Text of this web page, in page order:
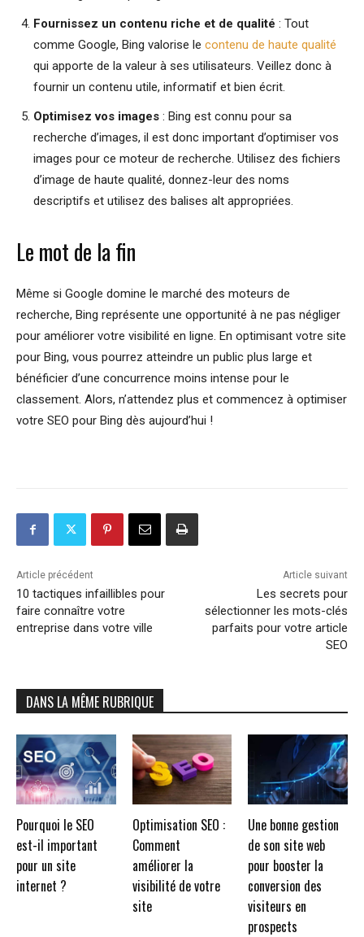
Fournissez un contenu riche et de qualité : Tout
comme Google, Bing valorise le contenu de haute qualité
qui apporte de la valeur à ses utilisateurs. Veillez donc à
fournir un contenu utile, informatif et bien écrit.
Optimisez vos images : Bing est connu pour sa
recherche d’images, il est donc important d’optimiser vos
images pour ce moteur de recherche. Utilisez des fichiers
d’image de haute qualité, donnez-leur des noms
descriptifs et utilisez des balises alt appropriées.
Le mot de la fin
Même si Google domine le marché des moteurs de
recherche, Bing représente une opportunité à ne pas négliger
pour améliorer votre visibilité en ligne. En optimisant votre site
pour Bing, vous pourrez atteindre un public plus large et
bénéficier d’une concurrence moins intense pour le
classement. Alors, n’attendez plus et commencez à optimiser
votre SEO pour Bing dès aujourd’hui !
Article précédent
10 tactiques infaillibles pour
faire connaître votre
entreprise dans votre ville
Article suivant
Les secrets pour
sélectionner les mots-clés
parfaits pour votre article
SEO
DANS LA MÊME RUBRIQUE
Pourquoi le SEO
est-il important
pour un site
internet ?
Optimisation SEO :
Comment
améliorer la
visibilité de votre
site
Une bonne gestion
de son site web
pour booster la
conversion des
visiteurs en
prospects